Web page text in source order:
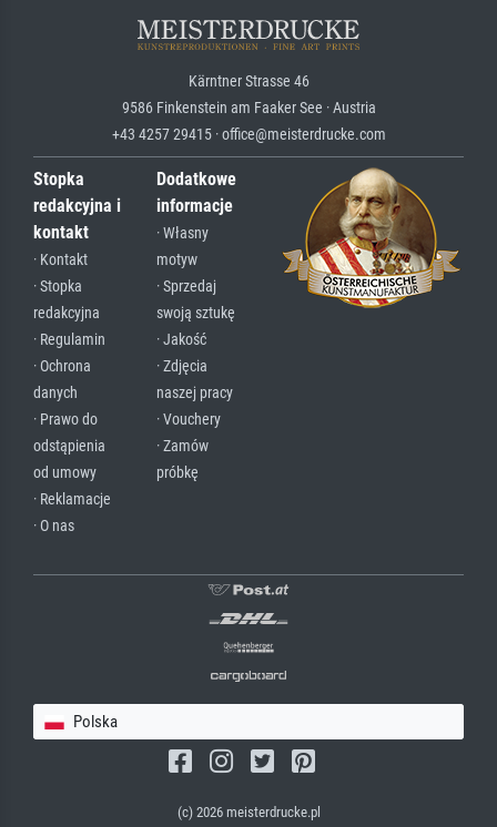
Kärntner Strasse 46
9586 Finkenstein am Faaker See · Austria
+43 4257 29415 · office@meisterdrucke.com
Stopka
redakcyjna i
kontakt
· Kontakt
· Stopka
redakcyjna
· Regulamin
· Ochrona
danych
· Prawo do
odstąpienia
od umowy
· Reklamacje
· O nas
Dodatkowe
informacje
· Własny
motyw
· Sprzedaj
swoją sztukę
· Jakość
· Zdjęcia
naszej pracy
· Vouchery
· Zamów
próbkę
Polska
(c) 2026 meisterdrucke.pl